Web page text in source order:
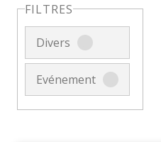
FILTRES
Divers
Evénement